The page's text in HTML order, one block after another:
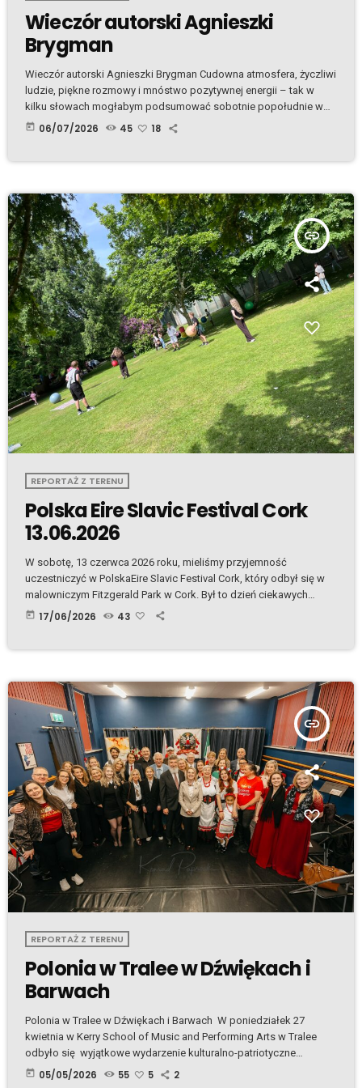
Wieczór autorski Agnieszki
Brygman
Wieczór autorski Agnieszki Brygman Cudowna atmosfera, życzliwi
ludzie, piękne rozmowy i mnóstwo pozytywnej energii – tak w
kilku słowach mogłabym podsumować sobotnie popołudnie w
POSK podczas wieczoru autorskiego Agnieszki Brygman i
jakoś sobie poradziłam
Po oddaniu głosu […]
today 06/07/2026 45 18
insert_link
REPORTAŻ Z TERENU
Polska Eire Slavic Festival Cork
13.06.2026
W sobotę, 13 czerwca 2026 roku, mieliśmy przyjemność
uczestniczyć w PolskaEire Slavic Festival Cork, który odbył się w
malowniczym Fitzgerald Park w Cork. Był to dzień ciekawych
rozmów I pełen pozytywnej energii. Oficjalne otwarcie festiwalu
ogromne wrażenie na […]
today 17/06/2026 43
insert_link
REPORTAŻ Z TERENU
Polonia w Tralee w Dźwiękach i
Barwach
Polonia w Tralee w Dźwiękach i Barwach W poniedziałek 27
kwietnia w Kerry School of Music and Performing Arts w Tralee
odbyło się wyjątkowe wydarzenie kulturalno-patriotyczne
„Polonia w dźwiękach i barwach”, zorganizowanego przez
today 05/05/2026 55 5 2